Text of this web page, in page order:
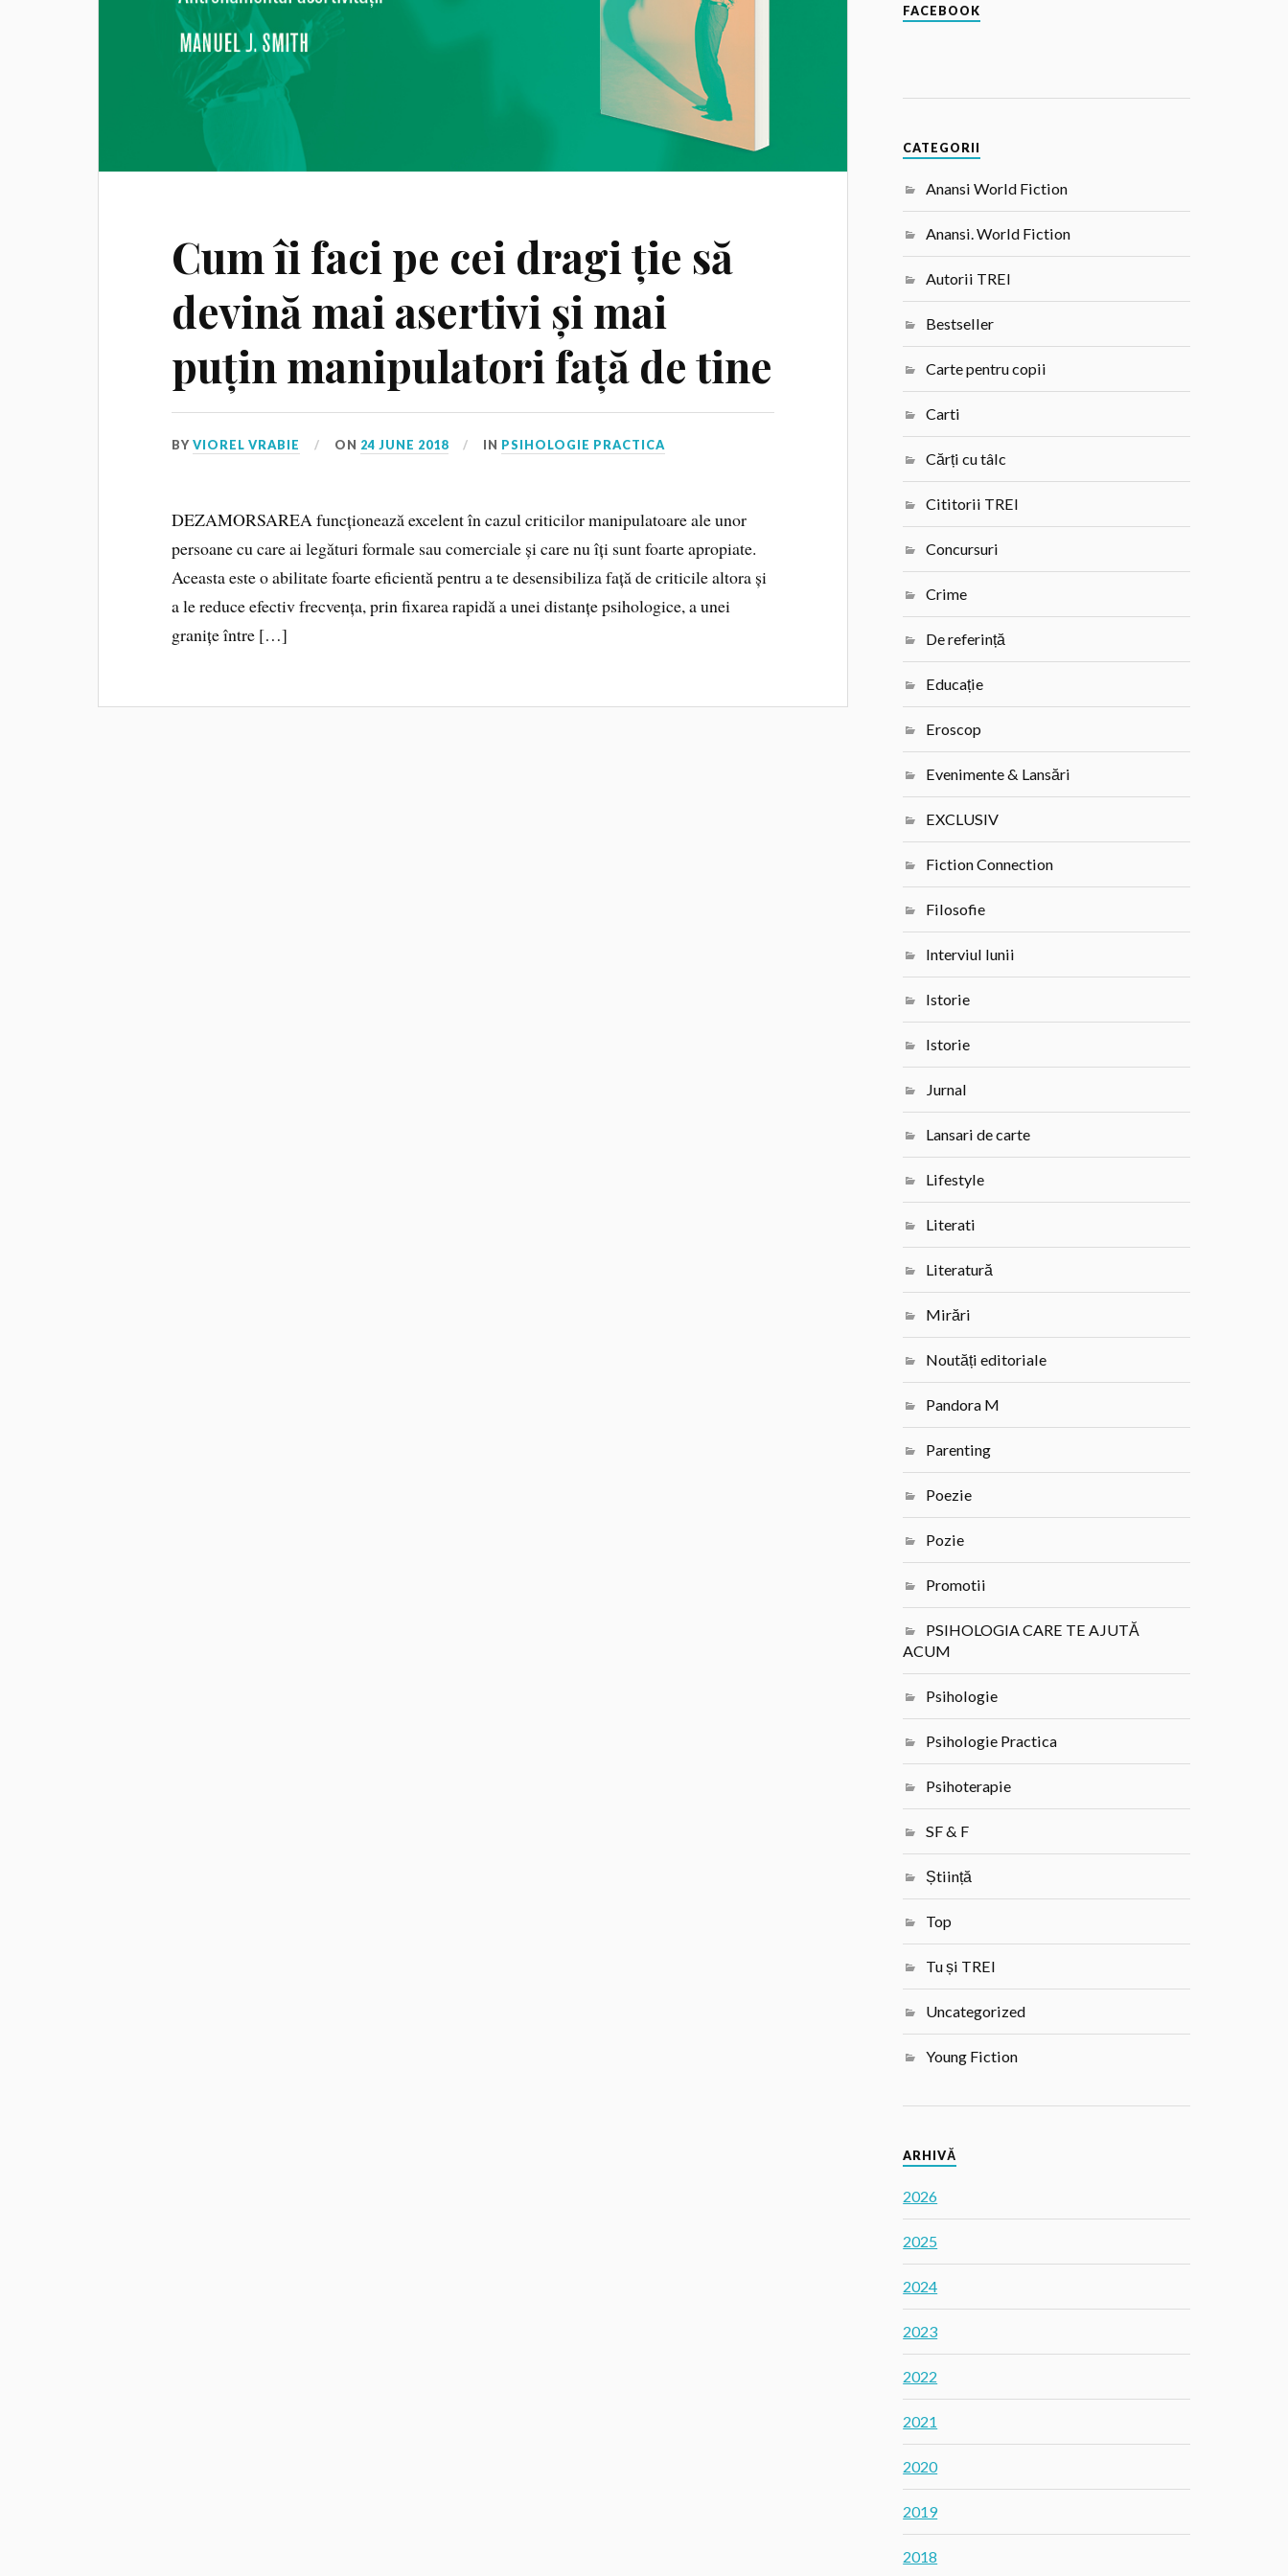
Cum îi faci pe cei dragi ție să
devină mai asertivi și mai
puțin manipulatori față de tine
BYVIOREL VRABIE ON 24 JUNE 2018 IN PSIHOLOGIE PRACTICA
DEZAMORSAREA funcționează excelent în cazul criticilor manipulatoare ale unor
persoane cu care ai legături formale sau comerciale și care nu îți sunt foarte apropiate.
Aceasta este o abilitate foarte eficientă pentru a te desensibiliza față de criticile altora și
a le reduce efectiv frecvența, prin fixarea rapidă a unei distanțe psihologice, a unei
granițe între […]
FACEBOOK
CATEGORII
Anansi World Fiction
Anansi. World Fiction
Autorii TREI
Bestseller
Carte pentru copii
Carti
Cărți cu tâlc
Cititorii TREI
Concursuri
Crime
De referință
Educație
Eroscop
Evenimente & Lansări
EXCLUSIV
Fiction Connection
Filosofie
Interviul lunii
Istorie
Istorie
Jurnal
Lansari de carte
Lifestyle
Literati
Literatură
Mirări
Noutăți editoriale
Pandora M
Parenting
Poezie
Pozie
Promotii
PSIHOLOGIA CARE TE AJUTĂ
ACUM
Psihologie
Psihologie Practica
Psihoterapie
SF & F
Știință
Top
Tu și TREI
Uncategorized
Young Fiction
ARHIVĂ
2026
2025
2024
2023
2022
2021
2020
2019
2018